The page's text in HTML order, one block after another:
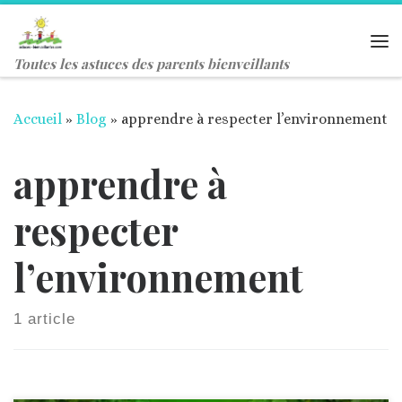
Passer au contenu
Toutes les astuces des parents bienveillants
Accueil » Blog » apprendre à respecter l’environnement
apprendre à
respecter
l’environnement
1 article